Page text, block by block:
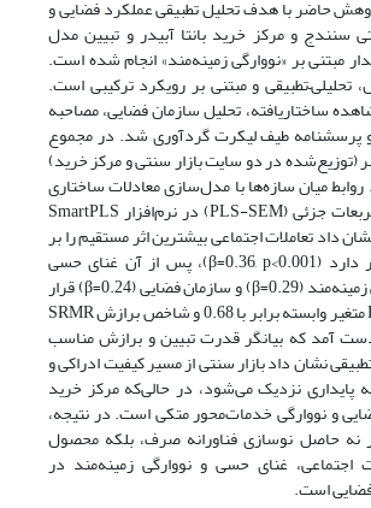
حاضر با هدف تحلیل تطبیقی عملکرد فضایی و
سنندج و مرکز خرید بانتا آبیدر و تبیین مدل
مبتنی بر «نووارگی زمینه‌مند» انجام شده است.
تحلیلی–تطبیقی و مبتنی بر رویکرد ترکیبی است.
ساختاریافته، تحلیل سازمان فضایی، مصاحبه
و پرسشنامه طیف لیکرت گردآوری شد. در مجموع
(توزیع‌شده در دو سایت بازار سنتی و مرکز خرید)
میان سازه‌ها با مدل‌سازی معادلات ساختاری
مبتنی بر حداقل مربعات جزئی (PLS-SEM) در نرم‌افزار SmartPLS
داد تعاملات اجتماعی بیشترین اثر مستقیم را بر
توسعه پایدار بازار دارد (β=0.36, p<0.001)، پس از آن غنای حسی
(β=0.31)، نووارگی زمینه‌مند (β=0.29) و سازمان فضایی (β=0.24) قرار
می‌گیرند. مقدار R² متغیر وابسته برابر با 0.68 و شاخص برازش SRMR
با 0.061 به‌دست آمد که بیانگر قدرت تبیین و برازش مناسب
نشان داد بازار سنتی از مسیر کیفیت ادراکی و
پایداری نزدیک می‌شود، در حالی‌که مرکز خرید
و نووارگی خدمات‌محور متکی است. در نتیجه،
نه حاصل نوسازی فناورانه صرف، بلکه محصول
اجتماعی، غنای حسی و نووارگی زمینه‌مند در
است.